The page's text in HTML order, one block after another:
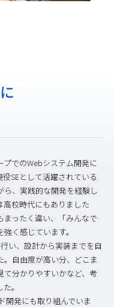
でのWebシステム開発に
SEとして活躍されている
、実践的な開発を経験し
校時代にもありました
ったく違い、「みんなで
く感じています。
い、設計から実装までを自
自由度が高い分、どこま
分かりやすいかなど、考
。
開発にも取り組んでいま